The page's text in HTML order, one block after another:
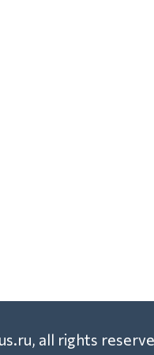
all rights